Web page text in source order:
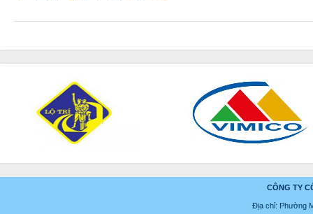
CÔNG TY
Địa chỉ: Phường